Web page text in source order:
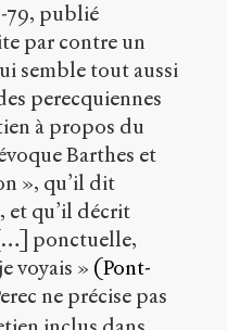
79, publié
par contre un
semble tout aussi
perecquiennes
à propos du
Barthes et
», qu’il dit
et qu’il décrit
ponctuelle,
voyais » (Pont-
ne précise pas